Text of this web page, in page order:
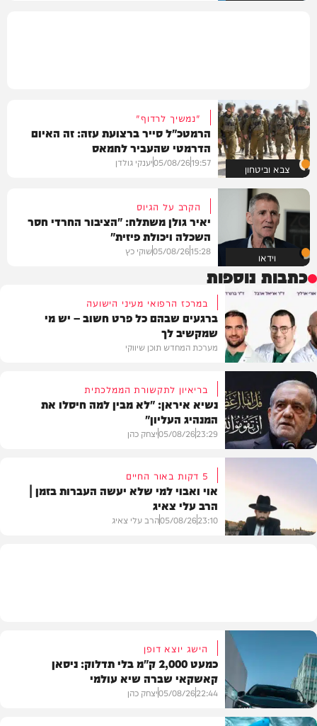
צבא וביטחון
"נמשיך לרדוף"
הרמטכ"ל סייר ברצועת עזה: זה האיום
הדרמטי שהעביר לחמאס
19:57
05/08/26יענקי גולדן
וידאו
הקרב על הגיוס
יאיר גולן משתלח: "הציבור החרדי חסר
השכלה ויכולת פיזית"
15:28
05/08/26שוקי כץ
כתבות נוספות
תוכן שיווקי
במרכז הרפואי מעיני הישועה
ברגעים שבהם כל פרט חשוב – יש מי
שמקשיב לך
מערכת המחדש תוכן שיווקי
בעולם
בריאיון לתקשורת הממלכתית
נשיא איראן: "לא מבין למה חיסלו את
המנהיג העליון"
23:29
05/08/26יצחק כהן
5 דקות באור החיים
אוי ואבוי למי שלא יעשה העברות בזמן |
הרב עלי צאיג
23:10
05/08/26הרב עלי צאיג
הישג יוצא דופן
כמעט 2,000 ק"מ בלי תדלוק: ניסאן
קאשקאי שברה שיא עולמי
22:44
05/08/26יצחק כהן